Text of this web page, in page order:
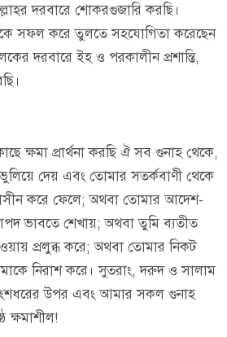
দরবারে শোকরগুজারি করছি।
সফল করে তুলতে সহযোগিতা করেছেন
দরবারে ইহ ও পরকালীন প্রশান্তি,
ক্ষমা প্রার্থনা করছি ঐ সব গুনাহ থেকে,
দেয় এবং তোমার সতর্কবাণী থেকে
করে ফেলে; অথবা তোমার আদেশ-
ভাবতে শেখায়; অথবা তুমি ব্যতীত
প্রলুব্ধ করে; অথবা তোমার নিকট
নিরাশ করে। সুতরাং, দরুদ ও সালাম
উপর এবং আমার সকল গুনাহ
ক্ষমাশীল!